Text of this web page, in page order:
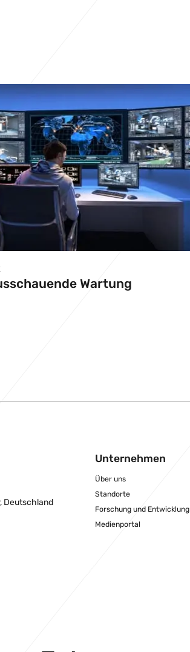
Wartung
Deutschland
Unternehmen
Über uns
Standorte
Forschung und Entwicklung
Medienportal